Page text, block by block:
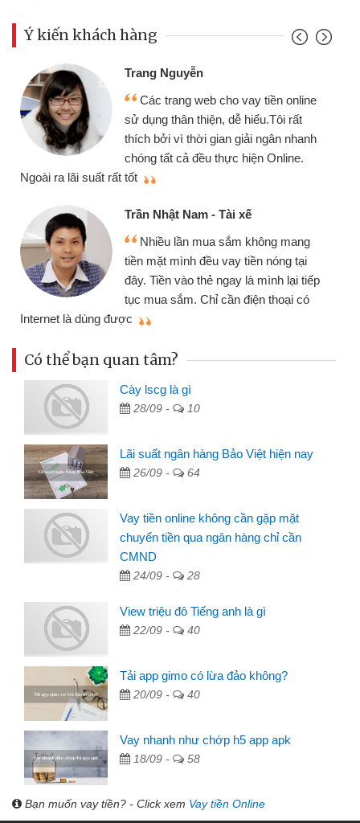
Ý kiến khách hàng
Trang Nguyễn
Các trang web cho vay tiền online
sử dụng thân thiện, dễ hiểu.Tôi rất
thích bởi vì thời gian giải ngân nhanh
chóng tất cả đều thực hiện Online.
Ngoài ra lãi suất rất tốt
Trần Nhật Nam - Tài xế
Nhiều lần mua sắm không mang
tiền mặt mình đều vay tiền nóng tại
đây. Tiền vào thẻ ngay là mình lại tiếp
tục mua sắm. Chỉ cần điện thoại có
Internet là dùng được
Có thể bạn quan tâm?
Cày lscg là gì
28/09 - 10
Lãi suất ngân hàng Bảo Việt hiện nay
26/09 - 64
Vay tiền online không cần gặp mặt
chuyển tiền qua ngân hàng chỉ cần
CMND
24/09 - 28
View triệu đô Tiếng anh là gì
22/09 - 40
Tải app gimo có lừa đảo không?
20/09 - 40
Vay nhanh như chớp h5 app apk
18/09 - 58
Bạn muốn vay tiền? - Click xem Vay tiền Online